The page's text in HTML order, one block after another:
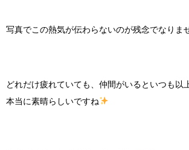
写真でこの熱気が伝わらないのが残念でなりま
どれだけ疲れていても、仲間がいるといつも以
本当に素晴らしいですね